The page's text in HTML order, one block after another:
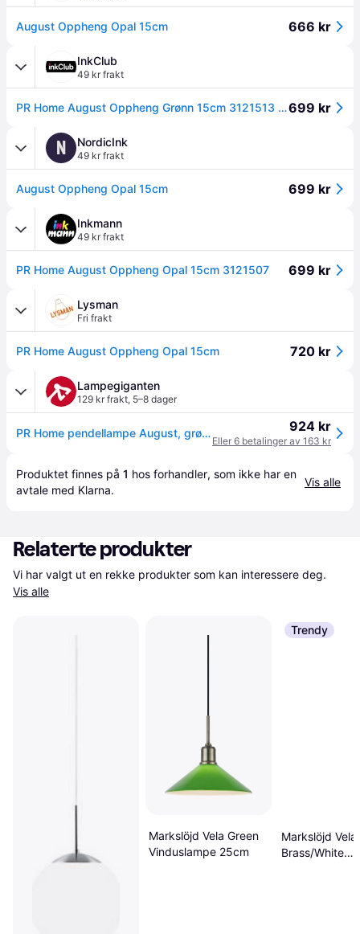
August Oppheng Opal 15cm 666 kr
InkClub
49 kr frakt
PR Home August Oppheng Grønn 15cm 3121513 Tilsvarer: N/A699 kr
N NordicInk
49 kr frakt
August Oppheng Opal 15cm 699 kr
Inkmann
49 kr frakt
PR Home August Oppheng Opal 15cm 3121507 699 kr
Lysman
Fri frakt
PR Home August Oppheng Opal 15cm 720 kr
Lampegiganten
129 kr frakt, 5–8 dager
PR Home pendellampe August, grønn, Ø 15 cm dimbar, Grønn, Stue / spisestue, Glass, Design 924 kr
Eller 6 betalinger av 163 kr
Produktet finnes på 1 hos forhandler, som ikke har en
avtale med Klarna.
Vis alle
Relaterte produkter
Vis alle
Markslöjd Vela Green
Vinduslampe 25cm
Trendy
Markslöjd
Brass/White